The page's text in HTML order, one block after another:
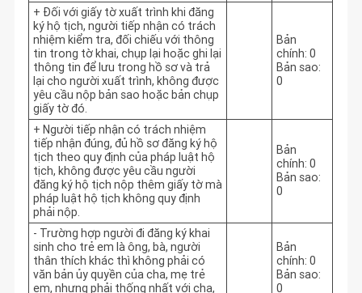
+ Đối với giấy tờ xuất trình khi đăng
ký hộ tịch, người tiếp nhận có trách
nhiệm kiểm tra, đối chiếu với thông
tin trong tờ khai, chụp lại hoặc ghi lại
thông tin để lưu trong hồ sơ và trả
lại cho người xuất trình, không được
yêu cầu nộp bản sao hoặc bản chụp
giấy tờ đó.
Bản
chính: 0
Bản sao:
0
+ Người tiếp nhận có trách nhiệm
tiếp nhận đúng, đủ hồ sơ đăng ký hộ
tịch theo quy định của pháp luật hộ
tịch, không được yêu cầu người
đăng ký hộ tịch nộp thêm giấy tờ mà
pháp luật hộ tịch không quy định
phải nộp.
Bản
chính: 0
Bản sao:
0
- Trường hợp người đi đăng ký khai
sinh cho trẻ em là ông, bà, người
thân thích khác thì không phải có
văn bản ủy quyền của cha, mẹ trẻ
em, nhưng phải thống nhất với cha,
Bản
chính: 0
Bản sao:
0